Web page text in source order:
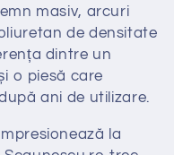
masiv, arcuri
de densitate
dintre un
o piesă care
ani de utilizare.
la